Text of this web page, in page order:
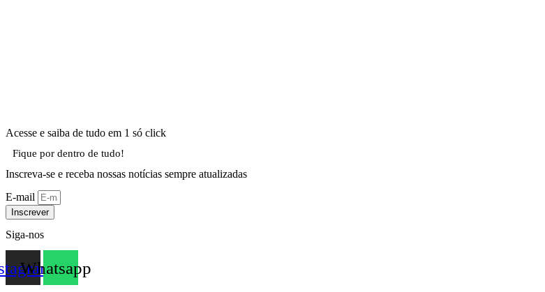
Acesse e saiba de tudo em 1 só click
Fique por dentro de tudo!
Inscreva-se e receba nossas notícias sempre atualizadas
E-mail
Inscrever
Siga-nos
Whatsapp